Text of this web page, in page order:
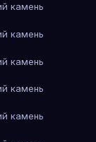
камень
камень
камень
камень
камень